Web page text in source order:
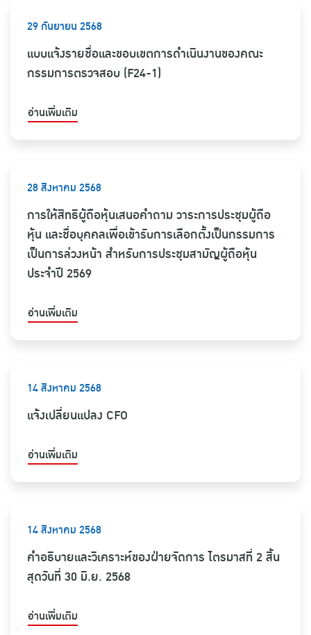
29 กันยายน 2568
แบบแจ้งรายชื่อและขอบเขตการดำเนินงานของคณะ
กรรมการตรวจสอบ (F24-1)
อ่านเพิ่มเติม
28 สิงหาคม 2568
การให้สิทธิผู้ถือหุ้นเสนอคำถาม วาระการประชุมผู้ถือ
หุ้น และชื่อบุคคลเพื่อเข้ารับการเลือกตั้งเป็นกรรมการ
เป็นการล่วงหน้า สำหรับการประชุมสามัญผู้ถือหุ้น
ประจำปี 2569
อ่านเพิ่มเติม
14 สิงหาคม 2568
แจ้งเปลี่ยนแปลง CFO
อ่านเพิ่มเติม
14 สิงหาคม 2568
คำอธิบายและวิเคราะห์ของฝ่ายจัดการ ไตรมาสที่ 2 สิ้น
สุดวันที่ 30 มิ.ย. 2568
อ่านเพิ่มเติม